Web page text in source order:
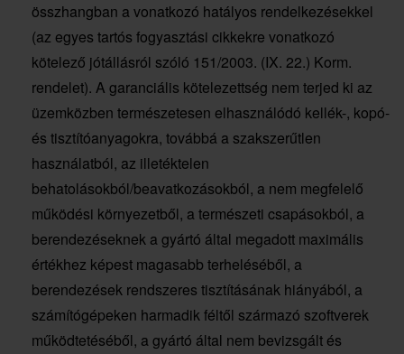
összhangban a vonatkozó hatályos rendelkezésekkel
(az egyes tartós fogyasztási cikkekre vonatkozó
kötelező jótállásról szóló 151/2003. (IX. 22.) Korm.
rendelet). A garanciális kötelezettség nem terjed ki az
üzemközben természetesen elhasználódó kellék-, kopó-
és tisztítóanyagokra, továbbá a szakszerűtlen
használatból, az illetéktelen
behatolásokból/beavatkozásokból, a nem megfelelő
működési környezetből, a természeti csapásokból, a
berendezéseknek a gyártó által megadott maximális
értékhez képest magasabb terheléséből, a
berendezések rendszeres tisztításának hiányából, a
számítógépeken harmadik féltől származó szoftverek
működtetéséből, a gyártó által nem bevizsgált és